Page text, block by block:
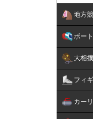
地方
ボー
大相撲
フィ
カー